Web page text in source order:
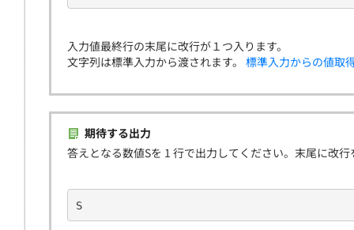
入力値最終行の末尾に改行が１つ入ります。
文字列は標準入力から渡されます。 標準入力からの値取
期待する出力
答えとなる数値Sを 1 行で出力してください。末尾に改
S